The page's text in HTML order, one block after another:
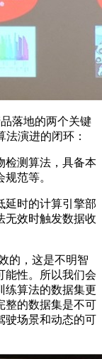
落地的两个关键
演进的闭环：
测算法，具备本
范等。
时的计算引擎部
无效时触发数据收
的，这是不明智
能性。所以我们会
练算法的数据集更
整的数据集是不可
驶场景和动态的可